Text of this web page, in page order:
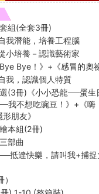
組(全套3冊)
我潛能，培養工程腦
小培養－認識藝術家
Bye！》+《感冒的奧
我，認識個人特質
(3冊)《小小恐龍──蛋生
我不想吃豌豆！》+《嗨
朋友》
本組(2冊)
部曲
抵達快樂，請叫我+捕捉